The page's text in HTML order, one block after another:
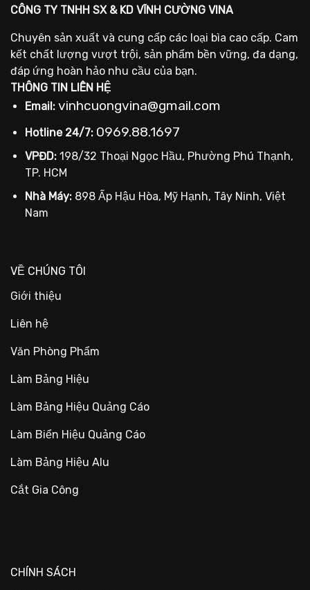
CÔNG TY TNHH SX & KD VĨNH CƯỜNG VINA
Chuyên sản xuất và cung cấp các loại bìa cao cấp. Cam
kết chất lượng vượt trội, sản phẩm bền vững, đa dạng,
đáp ứng hoàn hảo nhu cầu của bạn.
THÔNG TIN LIÊN HỆ
Email: vinhcuongvina@gmail.com
Hotline 24/7: 0969.88.1697
VPĐD: 198/32 Thoại Ngọc Hầu, Phường Phú Thạnh,
TP. HCM
Nhà Máy: 898 Ấp Hậu Hòa, Mỹ Hạnh, Tây Ninh, Việt
Nam
VỀ CHÚNG TÔI
Giới thiệu
Liên hệ
Văn Phòng Phẩm
Làm Bảng Hiệu
Làm Bảng Hiệu Quảng Cáo
Làm Biển Hiệu Quảng Cáo
Làm Bảng Hiệu Alu
Cắt Gia Công
CHÍNH SÁCH